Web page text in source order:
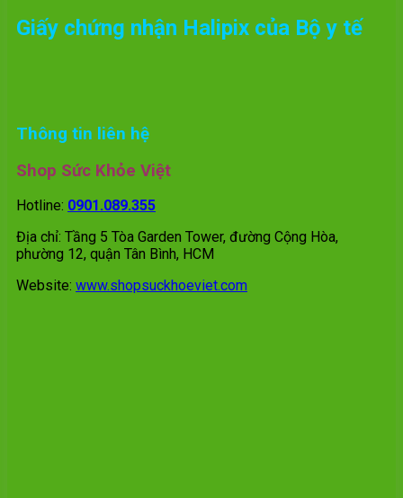
Giấy chứng nhận Halipix của Bộ y tế
Thông tin liên hệ
Shop Sức Khỏe Việt
Hotline: 0901.089.355
Địa chỉ: Tầng 5 Tòa Garden Tower, đường Cộng Hòa,
phường 12, quận Tân Bình, HCM
Website: www.shopsuckhoeviet.com